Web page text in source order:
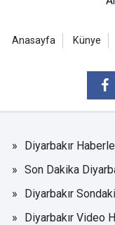
Anasayfa Künye
Diyarbakır
Son Dakika
Diyarbakır
Diyarbakır Video